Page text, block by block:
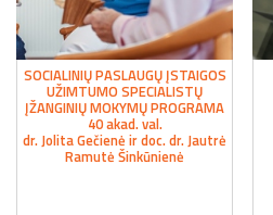
SOCIALINIŲ PASLAUGŲ ĮSTAIGOS
UŽIMTUMO SPECIALISTŲ
ĮŽANGINIŲ MOKYMŲ PROGRAMA
40 akad. val.
dr. Jolita Gečienė ir doc. dr. Jautrė
Ramutė Šinkūnienė